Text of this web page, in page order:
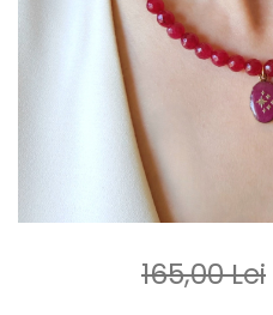
165,00 Lei